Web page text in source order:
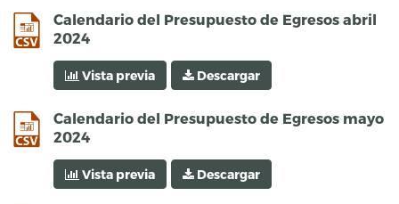
Calendario del Presupuesto de Egresos abril
2024
csv
Vista previa Descargar
Calendario del Presupuesto de Egresos mayo
2024
csv
Vista previa Descargar